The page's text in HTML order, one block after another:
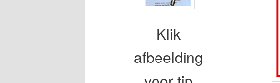
Klik
afbeelding